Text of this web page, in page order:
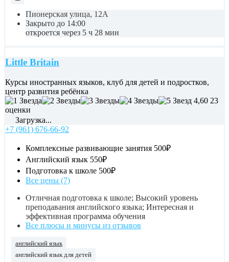
Пионерская улица, 12А
Закрыто до 14:00
откроется через 5 ч 28 мин
Little Britain
Курсы иностранных языков, клуб для детей и подростков,
центр развития ребёнка
4,60 23
оценки
Загрузка...
+7 (961) 676-66-92
Комплексные развивающие занятия 500₽
Английский язык 550₽
Подготовка к школе 500₽
Все цены (7)
Отличная подготовка к школе; Высокий уровень
преподавания английского языка; Интересная и
эффективная программа обучения
Все плюсы и минусы из отзывов
английский язык
английский язык для детей